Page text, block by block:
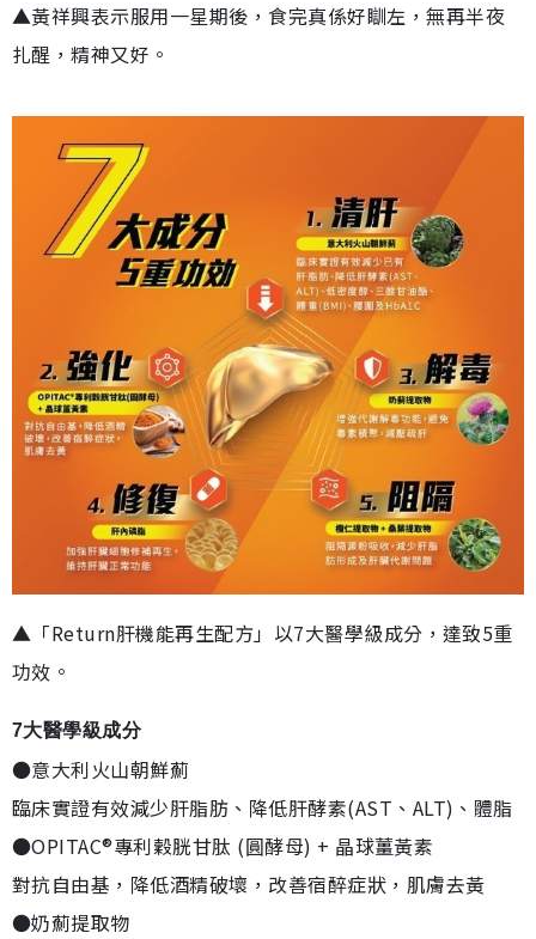
▲黃祥興表示服用一星期後，食完真係好瞓左，無再半夜
扎醒，精神又好。
▲「Return肝機能再生配方」以7大醫學級成分，達致5重
功效。
7大醫學級成分
●意大利火山朝鮮薊
臨床實證有效減少肝脂肪、降低肝酵素(AST、ALT)、體脂
●OPITAC®專利穀胱甘肽 (圓酵母) + 晶球薑黃素
對抗自由基，降低酒精破壞，改善宿醉症狀，肌膚去黃
●奶薊提取物